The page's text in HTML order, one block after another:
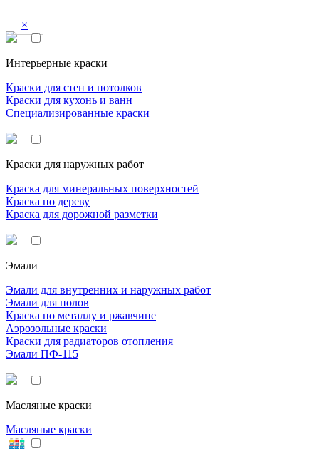
×
Интерьерные краски
Краски для стен и потолков
Краски для кухонь и ванн
Специализированные краски
Краски для наружных работ
Краска для минеральных поверхностей
Краска по дереву
Краска для дорожной разметки
Эмали
Эмали для внутренних и наружных работ
Эмали для полов
Краска по металлу и ржавчине
Аэрозольные краски
Краски для радиаторов отопления
Эмали ПФ-115
Масляные краски
Масляные краски